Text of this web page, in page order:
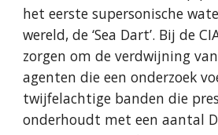
het eerste supersonische
wereld, de ‘Sea Dart’. Bij de
zorgen om de verdwijning
agenten die een onderzoek
twijfelachtige banden die
onderhoudt met een aantal